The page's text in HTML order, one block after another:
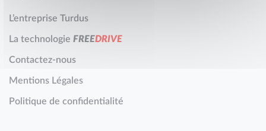
L’entreprise Turdus
La technologie FREEDRIVE
Contactez-nous
Mentions Légales
Politique de confidentialité